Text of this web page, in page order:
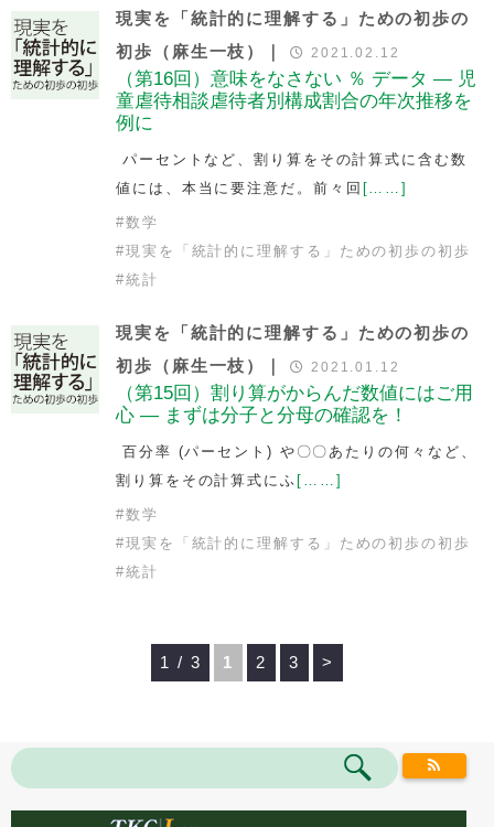
現実を「統計的に理解する」ための初歩の
初歩（麻生一枝）｜
2021.02.12
（第16回）意味をなさない ％ データ — 児
童虐待相談虐待者別構成割合の年次推移を
例に
パーセントなど、割り算をその計算式に含む数
値には、本当に要注意だ。前々回 [……]
#数学
#現実を「統計的に理解する」ための初歩の初歩
#統計
現実を「統計的に理解する」ための初歩の
初歩（麻生一枝）｜
2021.01.12
（第15回）割り算がからんだ数値にはご用
心 — まずは分子と分母の確認を！
百分率 (パーセント) や〇〇あたりの何々など、
割り算をその計算式にふ [……]
#数学
#現実を「統計的に理解する」ための初歩の初歩
#統計
1 / 3 1 2 3 >